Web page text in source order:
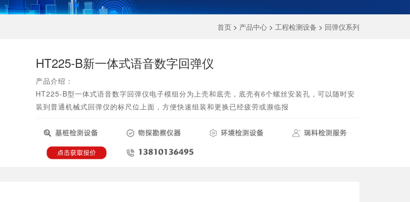
首页 > 产品中心 > 工程检测设备 > 回弹仪系列
HT225-B新一体式语音数字回弹仪
产品介绍：
HT225-B型一体式语音数字回弹仪电子模组分为上壳和底壳，底壳有6个螺丝安装孔，可以随时安
装到普通机械式回弹仪的标尺位上面，方便快速组装和更换已经疲劳或濒临报